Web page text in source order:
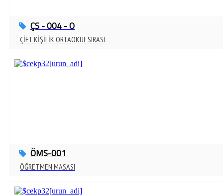
ÇS - 004 - O
ÇİFT KİŞİLİK ORTAOKUL SIRASI
ÖMS-001
ÖĞRETMEN MASASI